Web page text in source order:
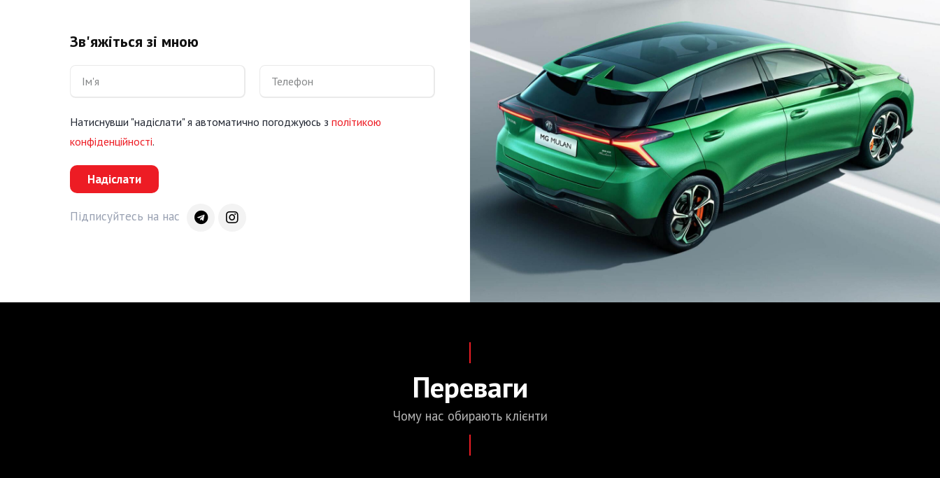
Зв'яжіться зі мною
Натиснувши "надіслати" я автоматично погоджуюсь з політикою
конфіденційності.
Надіслати
Підписуйтесь на нас
Переваги
Чому нас обираютьклієнти